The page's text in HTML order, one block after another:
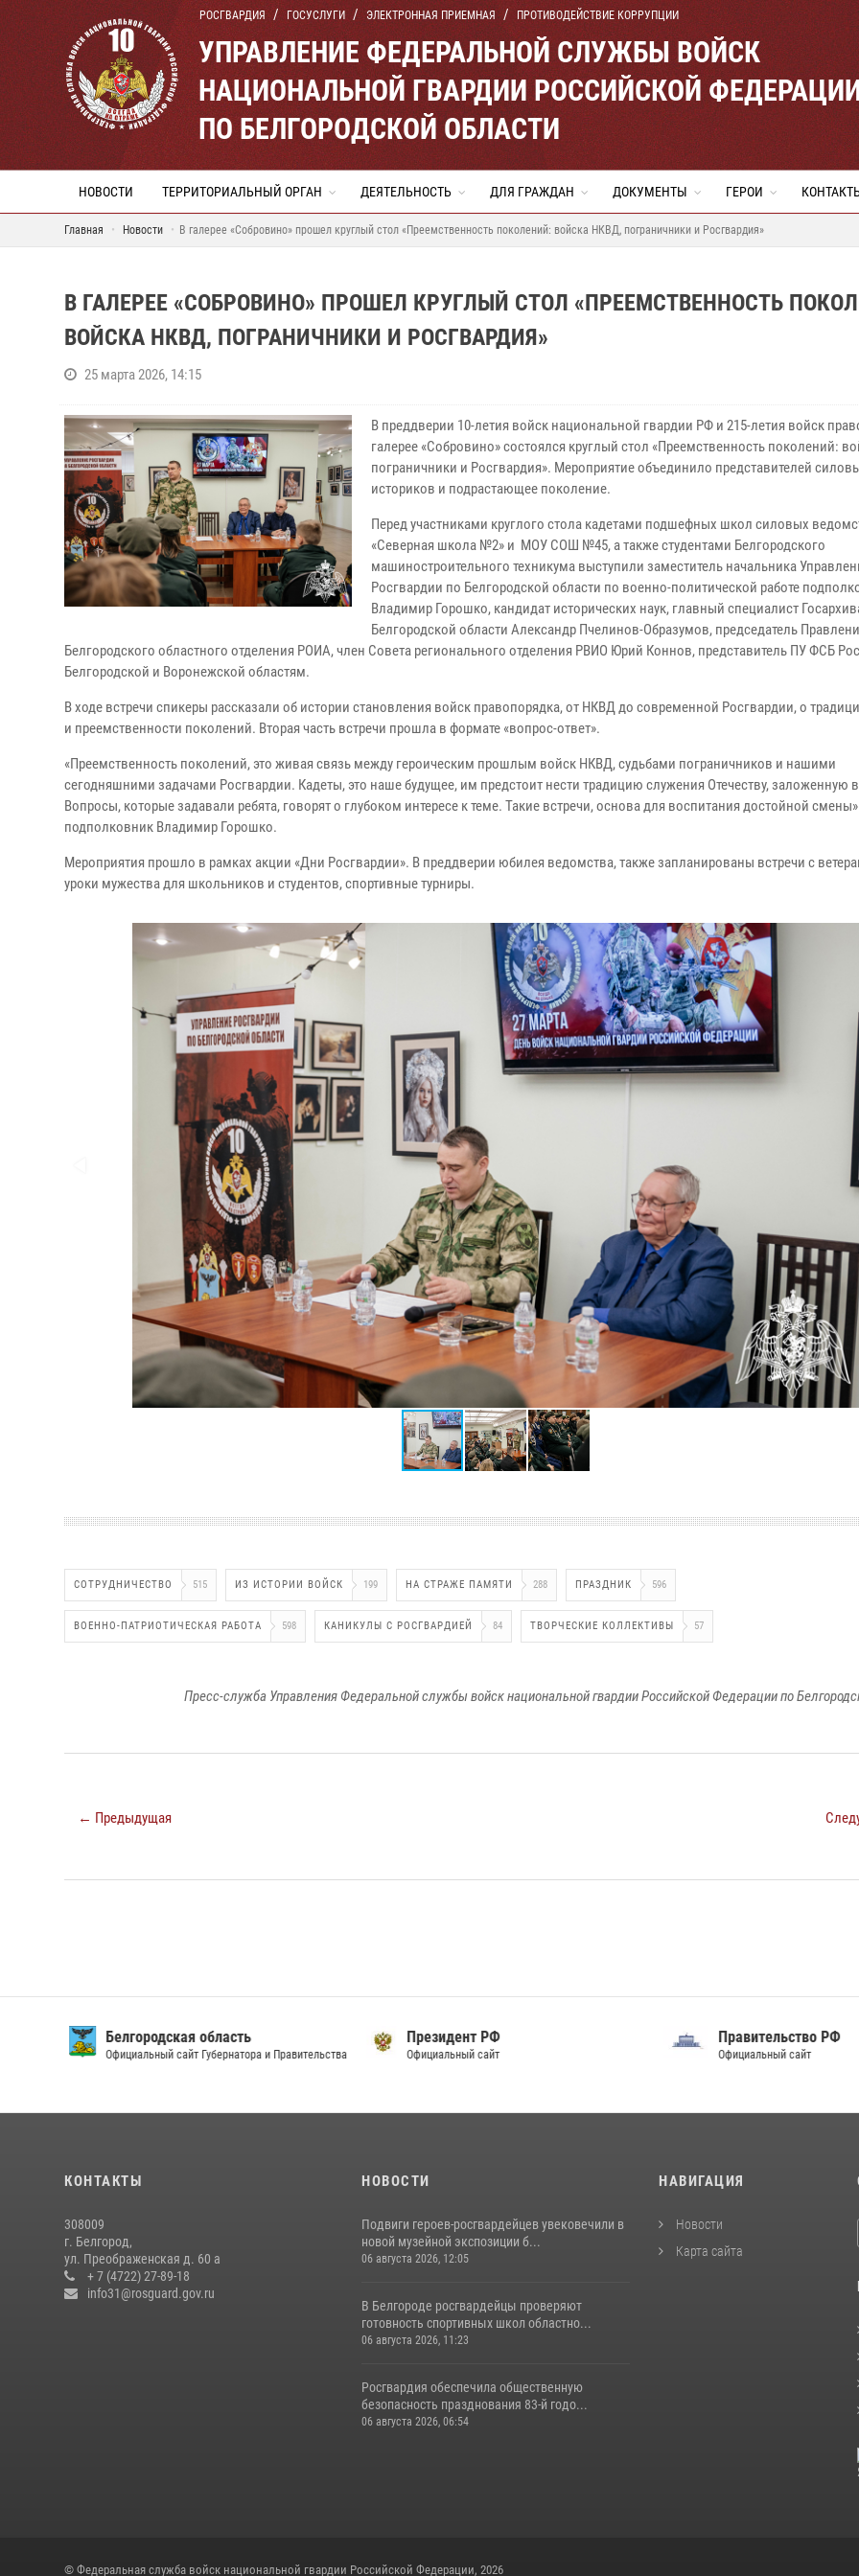
РОСГВАРДИЯ ГОСУСЛУГИ ЭЛЕКТРОННАЯ ПРИЕМНАЯ ПРОТИВОДЕЙСТВИЕ КОРРУПЦИИ
УПРАВЛЕНИЕ ФЕДЕРАЛЬНОЙ СЛУЖБЫ ВОЙСК
НАЦИОНАЛЬНОЙ ГВАРДИИ РОССИЙСКОЙ
ПО БЕЛГОРОДСКОЙ ОБЛАСТИ
НОВОСТИ ТЕРРИТОРИАЛЬНЫЙ ОРГАН ДЕЯТЕЛЬНОСТЬ ДЛЯ ГРАЖДАН ДОКУМЕНТЫ ГЕРОИ
Главная Новости В галерее «Собровино» прошел круглый стол «Преемственность поколений: войска НКВД, пограничники и Росгвардия»
В ГАЛЕРЕЕ «СОБРОВИНО» ПРОШЕЛ КРУГЛЫЙ СТОЛ «ПРЕЕМСТВЕННОСТЬ
ВОЙСКА НКВД, ПОГРАНИЧНИКИ И РОСГВАРДИЯ»
25 марта 2026, 14:15
В преддверии 10-летия войск национальной гвардии РФ и 215-летия войск
галерее «Собровино» состоялся круглый стол «Преемственность поколений:
пограничники и Росгвардия». Мероприятие объединило представителей
историков и подрастающее поколение.
Перед участниками круглого стола кадетами подшефных школ силовых
«Северная школа №2» и МОУ СОШ №45, а также студентами Белгородского
машиностроительного техникума выступили заместитель начальника
Росгвардии по Белгородской области по военно-политической работе
Владимир Горошко, кандидат исторических наук, главный специалист
Белгородской области Александр Пчелинов-Образумов, председатель
Белгородского областного отделения РОИА, член Совета регионального отделения РВИО Юрий Коннов, представитель ПУ ФСБ
Белгородской и Воронежской областям.
В ходе встречи спикеры рассказали об истории становления войск правопорядка, от НКВД до современной Росгвардии, о
и преемственности поколений. Вторая часть встречи прошла в формате «вопрос-ответ».
«Преемственность поколений, это живая связь между героическим прошлым войск НКВД, судьбами пограничников и нашими
сегодняшними задачами Росгвардии. Кадеты, это наше будущее, им предстоит нести традицию служения Отечеству, заложенную
Вопросы, которые задавали ребята, говорят о глубоком интересе к теме. Такие встречи, основа для воспитания достойной
подполковник Владимир Горошко.
Мероприятия прошло в рамках акции «Дни Росгвардии». В преддверии юбилея ведомства, также запланированы встречи с
уроки мужества для школьников и студентов, спортивные турниры.
СОТРУДНИЧЕСТВО 515 ИЗ ИСТОРИИ ВОЙСК 199 НА СТРАЖЕ ПАМЯТИ 288 ПРАЗДНИК 596
ВОЕННО-ПАТРИОТИЧЕСКАЯ РАБОТА 598 КАНИКУЛЫ С РОСГВАРДИЕЙ 84 ТВОРЧЕСКИЕ КОЛЛЕКТИВЫ 57
Пресс-служба Управления Федеральной службы войск национальной гвардии Российской Федерации по
← Предыдущая
Белгородская область
Официальный сайт Губернатора и Правительства
Президент РФ
Официальный сайт
Правительство РФ
Официальный сайт
КОНТАКТЫ
308009
г. Белгород,
ул. Преображенская д. 60 а
+ 7 (4722) 27-89-18
info31@rosguard.gov.ru
НОВОСТИ
Подвиги героев‑росгвардейцев увековечили в
новой музейной экспозиции б...
06 августа 2026, 12:05
В Белгороде росгвардейцы проверяют
готовность спортивных школ областно...
06 августа 2026, 11:23
Росгвардия обеспечила общественную
безопасность празднования 83-й годо...
06 августа 2026, 06:54
НАВИГАЦИЯ
Новости
Карта сайта
© Федеральная служба войск национальной гвардии Российской Федерации, 2026